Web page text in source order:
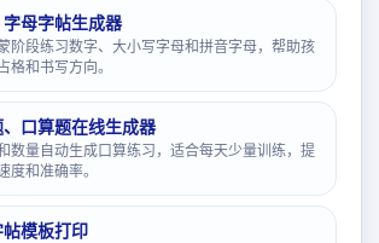
母字帖生成器
阶段练习数字、大小写字母和拼音字母，帮助孩
格和书写方向。
口算题在线生成器
数量自动生成口算练习，适合每天少量训练，提
度和准确率。
模板打印